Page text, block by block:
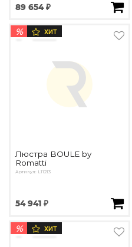
89 654 ₽
% ХИТ
Люстра BOULE by
Romatti
Артикул: L11213
54 941 ₽
% ХИТ